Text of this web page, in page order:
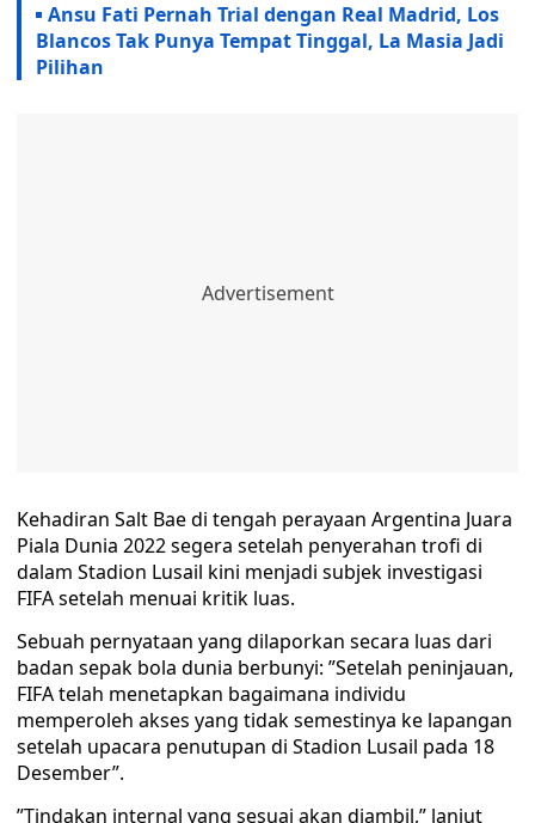
Ansu Fati Pernah Trial dengan Real Madrid, Los
Blancos Tak Punya Tempat Tinggal, La Masia Jadi
Pilihan
Kehadiran Salt Bae di tengah perayaan Argentina Juara
Piala Dunia 2022 segera setelah penyerahan trofi di
dalam Stadion Lusail kini menjadi subjek investigasi
FIFA setelah menuai kritik luas.
Sebuah pernyataan yang dilaporkan secara luas dari
badan sepak bola dunia berbunyi: ”Setelah peninjauan,
FIFA telah menetapkan bagaimana individu
memperoleh akses yang tidak semestinya ke lapangan
setelah upacara penutupan di Stadion Lusail pada 18
Desember”.
”Tindakan internal yang sesuai akan diambil,” lanjut